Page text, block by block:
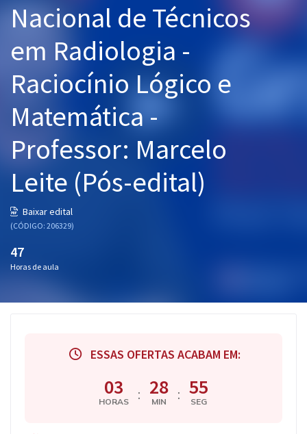
Pós
Graduação
OAB
Questões grátis
Conteúdo gratuito
Aprovados
Nacional de Técnicos
em Radiologia -
Raciocínio Lógico e
Matemática -
Professor: Marcelo
Leite (Pós-edital)
Baixar edital
(CÓDIGO: 206329)
47
Horas de aula
ESSAS OFERTAS ACABAM EM:
03
HORAS : 28
MIN : 54
SEG